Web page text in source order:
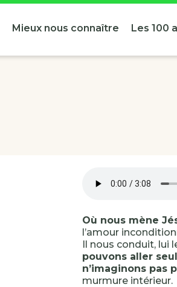
Mieux nous connaître Les 100
Où nous mène
l’amour
Il nous conduit, lui
pouvons aller
n’imaginons pas
murmure intérieur.